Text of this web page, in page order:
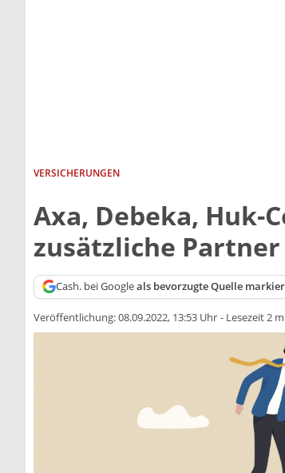
VERSICHERUNGEN
Axa, Debeka, Huk-
zusätzliche Partner
Cash. bei Googleals bevorzugte Quelle
Veröffentlichung:08.09.2022, 13:53 Uhr - Lesezeit 2